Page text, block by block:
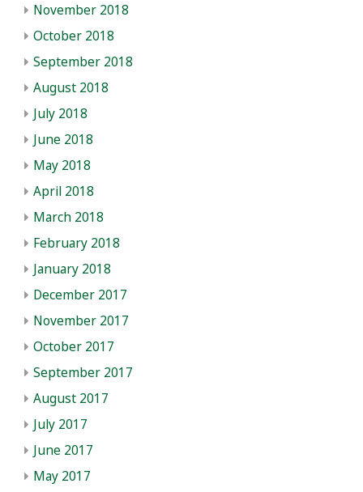
November 2018
October 2018
September 2018
August 2018
July 2018
June 2018
May 2018
April 2018
March 2018
February 2018
January 2018
December 2017
November 2017
October 2017
September 2017
August 2017
July 2017
June 2017
May 2017